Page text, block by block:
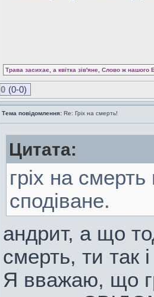
Трава засихає, а квітка зів'яне, Слово ж нашого
0 (0-0)
Тема повідомлення: Re: Гріх на смерть!
Цитата:
гріх на
сподіване.
андрит, а що
смерть, ти так
Я вважаю, що